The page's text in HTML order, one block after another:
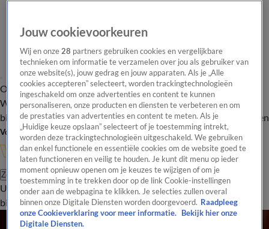
Overzicht Onze programma's Uitzendingen Onze gezichten
In de
WandelgangenInterviewsUitzending
bijwonenPodcastShopVeelgestelde vragenKijkersvraag insturen
Volg Vandaag Inside
Zoeken
UitzendingenVandaag InsideDe OranjezomerShopUitzending
bijwonen
Alle Humor Artikelen
Jouw cookievoorkeuren
Wij en onze28 partners gebruiken cookies en vergelijkbare
technieken om informatie te verzamelen over jou als gebruiker van
onze website(s), jouw gedrag en jouw apparaten. Als je „Alle
cookies accepteren” selecteert, worden trackingtechnologieën
ingeschakeld om onze advertenties en content te kunnen
personaliseren, onze producten en diensten te verbeteren en om
de prestaties van advertenties en content te meten. Als je
„Huidige keuze opslaan” selecteert of je toestemming intrekt,
worden deze trackingtechnologieën uitgeschakeld. We gebruiken
dan enkel functionele en essentiële cookies om de website goed te
laten functioneren en veilig te houden. Je kunt dit menu op ieder
moment opnieuw openen om je keuzes te wijzigen of om je
toestemming in te trekken door op de link Cookie-instellingen
onder aan de webpagina te klikken. Je selecties zullen overal
binnen onze Digitale Diensten worden doorgevoerd. Raadpleeg
onze Cookieverklaring voor meer informatie.
Bekijk hier onze
Digitale Diensten.